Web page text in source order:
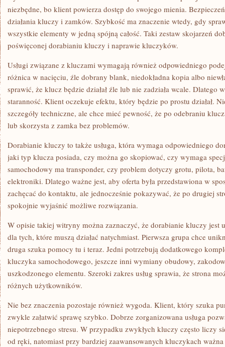
niezbędne, bo klient powierza dostęp do swojego mienia.
działania kluczy i zamków. Szybkość ma znaczenie wtedy, gdy
wszystkie elementy w jedną spójną całość. Taki zestaw skojarzeń
poświęconej dorabianiu kluczy i naprawie kluczyków.
Usługi związane z kluczami wymagają również odpowiedniego
różnica w nacięciu, źle dobrany blank, niedokładna kopia albo
sprawić, że klucz będzie działał źle lub nie zadziała wcale. Dlatego
staranność. Klient oczekuje efektu, który będzie po prostu działał.
szczegóły techniczne, ale chce mieć pewność, że po odebraniu
lub skorzysta z zamka bez problemów.
Dorabianie kluczy to także usługa, która wymaga odpowiedniego
jaki typ klucza posiada, czy można go skopiować, czy wymaga
samochodowy ma transponder, czy problem dotyczy grotu, pilota,
elektroniki. Dlatego ważne jest, aby oferta była przedstawiona w
zachęcać do kontaktu, ale jednocześnie pokazywać, że po drugiej
spokojnie wyjaśnić możliwe rozwiązania.
W opisie takiej witryny można zaznaczyć, że dorabianie kluczy jest
dla tych, które muszą działać natychmiast. Pierwsza grupa chce
druga szuka pomocy tu i teraz. Jedni potrzebują dodatkowego
kluczyka samochodowego, jeszcze inni wymiany obudowy,
uszkodzonego elementu. Szeroki zakres usług sprawia, że strona
różnych użytkowników.
Nie bez znaczenia pozostaje również wygoda. Klient, który szuka
zwykle załatwić sprawę szybko. Dobrze zorganizowana usługa
niepotrzebnego stresu. W przypadku zwykłych kluczy często liczy
od ręki, natomiast przy bardziej zaawansowanych kluczykach